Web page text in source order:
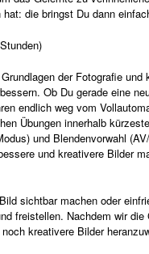
die bringst Du dann
der Fotografie und
Ob Du gerade eine
endlich weg vom
Übungen innerhalb
und Blendenvorwahl
und kreativere Bilder
sichtbar machen oder
freistellen. Nachdem wir
kreativere Bilder